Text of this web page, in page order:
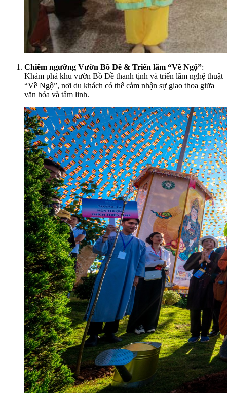
Chiêm ngưỡng Vườn Bồ Đề & Triển lãm “Về Ngộ”:
Khám phá khu vườn Bồ Đề thanh tịnh và triển lãm nghệ thuật
“Về Ngộ”, nơi du khách có thể cảm nhận sự giao thoa giữa
văn hóa và tâm linh.